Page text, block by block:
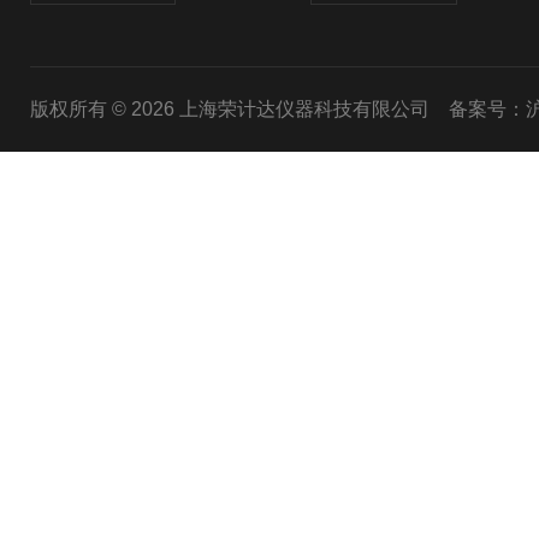
版权所有 © 2026 上海荣计达仪器科技有限公司 备案号：